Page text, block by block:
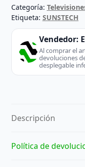
Categoría:
Etiqueta: SUNSTECH
Vendedor:
Al comprar el
devoluciones
desplegable
Descripción
Política de